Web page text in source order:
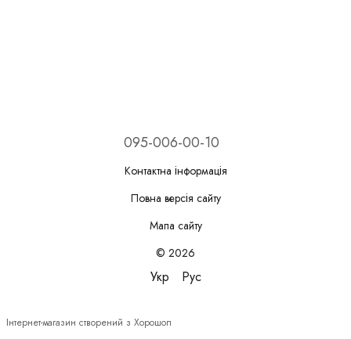
095-006-00-10
Контактна інформація
Повна версія сайту
Мапа сайту
© 2026
Укр Рус
Інтернет-магазин створений з Хорошоп